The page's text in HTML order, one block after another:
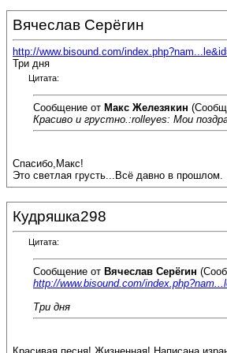
Вячеслав Серёгин
http://www.bisound.com/
Три дня
Цитата:
Сообщение от Макс Железякин
Красиво и грустно.:rolleyes: Мои
Спасибо,Макс!
Это светлая грусть...Всё давно в прошлом.
Кудряшка298
Цитата:
Сообщение от Вячеслав Серёгин
http://www.bisound.com/
Три дня